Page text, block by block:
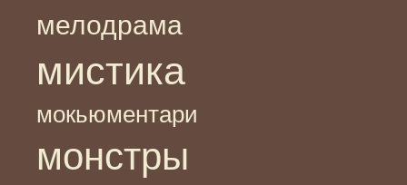
мелодрама
мистика
мокьюментари
монстры